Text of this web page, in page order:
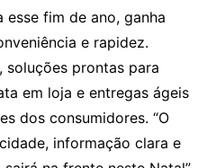
esse fim de ano, ganha
e rapidez.
soluções prontas para
em loja e entregas ágeis
dos consumidores. “O
informação clara e